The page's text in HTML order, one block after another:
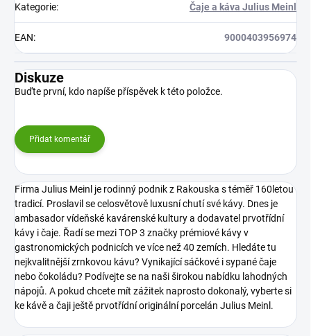
Kategorie: Čaje a káva Julius Meinl
EAN: 9000403956974
Diskuze
Buďte první, kdo napíše příspěvek k této položce.
Přidat komentář
Firma Julius Meinl je rodinný podnik z Rakouska s téměř 160letou
tradicí. Proslavil se celosvětově luxusní chutí své kávy. Dnes je
ambasador vídeňské kavárenské kultury a dodavatel prvotřídní
kávy i čaje. Řadí se mezi TOP 3 značky prémiové kávy v
gastronomických podnicích ve více než 40 zemích. Hledáte tu
nejkvalitnější zrnkovou kávu? Vynikající sáčkové i sypané čaje
nebo čokoládu? Podívejte se na naši širokou nabídku lahodných
nápojů. A pokud chcete mít zážitek naprosto dokonalý, vyberte si
ke kávě a čaji ještě prvotřídní originální porcelán Julius Meinl.